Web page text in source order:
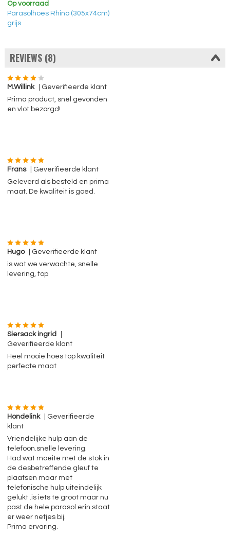
Op voorraad
Parasolhoes Rhino (305x74cm)
grijs
REVIEWS (8)
M.Willink
| Geverifieerde klant
Prima product, snel gevonden
en vlot bezorgd!
Frans
| Geverifieerde klant
Geleverd als besteld en prima
maat. De kwaliteit is goed.
Hugo
| Geverifieerde klant
is wat we verwachte, snelle
levering, top
Siersack ingrid
Geverifieerde klant
Heel mooie hoes top kwaliteit
perfecte maat
Hondelink
| Geverifieerde
klant
Vriendelijke hulp aan de
telefoon.snelle levering.
Had wat moeite met de stok in
de desbetreffende gleuf te
plaatsen maar met
telefonische hulp uiteindelijk
gelukt .is iets te groot maar nu
past de hele parasol erin.staat
er weer netjes bij.
Prima ervaring.